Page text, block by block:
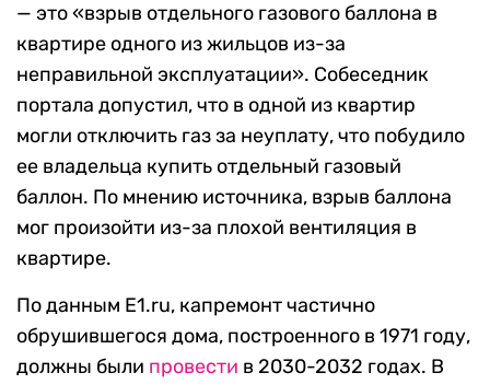
— это «взрыв отдельного газового баллона в
квартире одного из жильцов из-за
неправильной эксплуатации». Собеседник
портала допустил, что в одной из квартир
могли отключить газ за неуплату, что побудило
ее владельца купить отдельный газовый
баллон. По мнению источника, взрыв баллона
мог произойти из-за плохой вентиляция в
квартире.
По данным E1.ru, капремонт частично
обрушившегося дома, построенного в 1971 году,
должны были провести в 2030-2032 годах. В